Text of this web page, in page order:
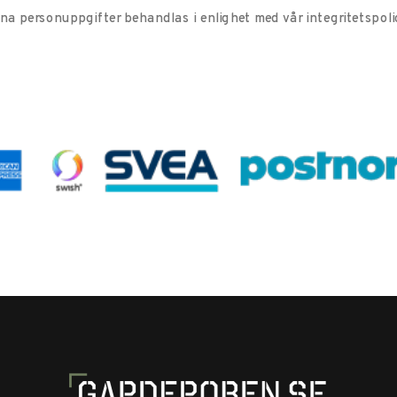
personuppgifter behandlas i enlighet med vår